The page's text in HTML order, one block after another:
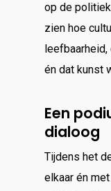
op de
zien hoe
én dat kunst
Een
dialoog
Tijdens het
elkaar én